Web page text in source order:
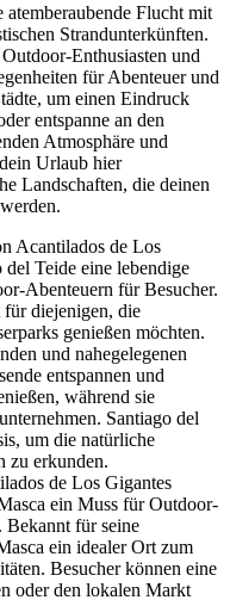
Flucht mit
Strandunterkünften.
Enthusiasten und
für Abenteuer und
um einen Eindruck
entspanne an den
Atmosphäre und
Urlaub hier
Landschaften, die deinen
Acantilados de Los
Teide eine lebendige
Abenteuern für Besucher.
für diejenigen, die
genießen möchten.
und nahegelegenen
entspannen und
während sie
Santiago del
um die natürliche
zu erkunden.
de Los Gigantes
ein Muss für Outdoor-
Bekannt für seine
ein idealer Ort zum
Besucher können eine
oder den lokalen Markt